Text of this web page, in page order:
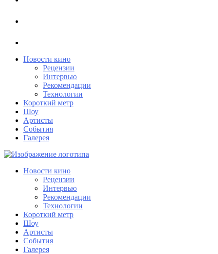
Новости кино
Рецензии
Интервью
Рекомендации
Технологии
Короткий метр
Шоу
Артисты
События
Галерея
Новости кино
Рецензии
Интервью
Рекомендации
Технологии
Короткий метр
Шоу
Артисты
События
Галерея